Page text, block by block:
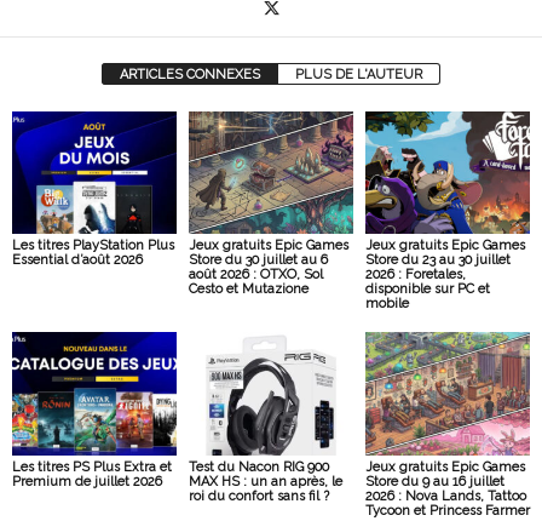
ARTICLES CONNEXES PLUS DE L'AUTEUR
Les titres PlayStation Plus
Essential d’août 2026
Jeux gratuits Epic Games
Store du 30 juillet au 6
août 2026 : OTXO, Sol
Cesto et Mutazione
Jeux gratuits Epic Games
Store du 23 au 30 juillet
2026 : Foretales,
disponible sur PC et
mobile
Les titres PS Plus Extra et
Premium de juillet 2026
Test du Nacon RIG 900
MAX HS : un an après, le
roi du confort sans fil ?
Jeux gratuits Epic Games
Store du 9 au 16 juillet
2026 : Nova Lands, Tattoo
Tycoon et Princess Farmer